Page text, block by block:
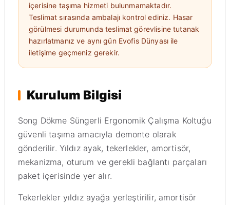
içerisine taşıma hizmeti bulunmamaktadır.
Teslimat sırasında ambalajı kontrol ediniz. Hasar
görülmesi durumunda teslimat görevlisine tutanak
hazırlatmanız ve aynı gün Evofis Dünyası ile
iletişime geçmeniz gerekir.
Kurulum Bilgisi
Song Dökme Süngerli Ergonomik Çalışma Koltuğu
güvenli taşıma amacıyla demonte olarak
gönderilir. Yıldız ayak, tekerlekler, amortisör,
mekanizma, oturum ve gerekli bağlantı parçaları
paket içerisinde yer alır.
Tekerlekler yıldız ayağa yerleştirilir, amortisör